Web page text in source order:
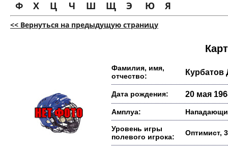
Ф
Х Ц Ч Ш Щ Э Ю Я
<< Вернуться на предыдущую страницу
Фамилия, имя,
отчество:
Дата рождения: 20 мая
Амплуа:
Уровень игры
полевого игрока:
Оптимист,